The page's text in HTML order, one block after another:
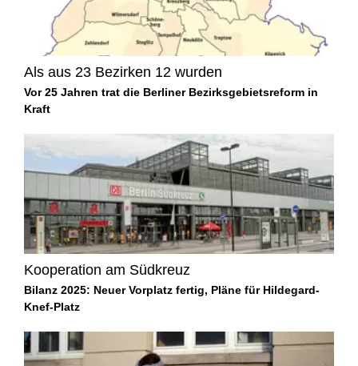
Als aus 23 Bezirken 12 wurden
Vor 25 Jahren trat die Berliner Bezirksgebietsreform in
Kraft
Kooperation am Südkreuz
Bilanz 2025: Neuer Vorplatz fertig, Pläne für Hildegard-
Knef-Platz